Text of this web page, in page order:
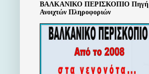
ΒΑΛΚΑΝΙΚΟ ΠΕΡΙΣΚΟΠΙΟ Πηγή
Ανοιχτών Πληροφοριών